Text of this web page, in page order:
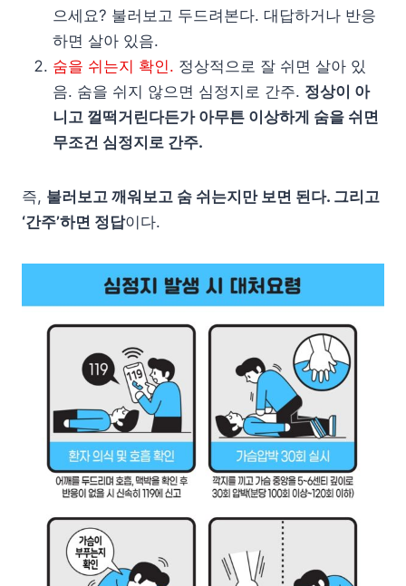
으세요? 불러보고 두드려본다. 대답하거나 반응
하면 살아 있음.
숨을 쉬는지 확인. 정상적으로 잘 쉬면 살아 있
음. 숨을 쉬지 않으면 심정지로 간주. 정상이 아
니고 껄떡거린다든가 아무튼 이상하게 숨을 쉬면
무조건 심정지로 간주.
즉, 불러보고 깨워보고 숨 쉬는지만 보면 된다. 그리고
‘간주’하면 정답이다.